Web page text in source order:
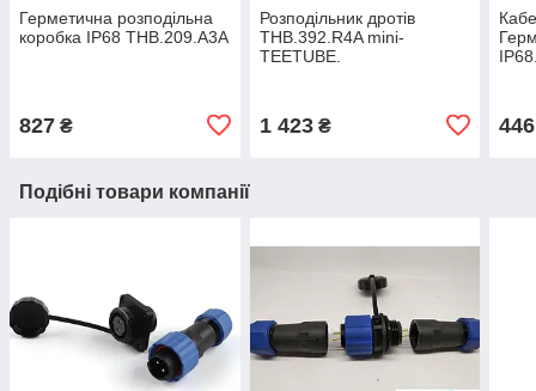
Герметична розподільна
коробка IP68 THB.209.A3A
827 ₴
Розподільник дротів
THB.392.R4A mini-
TEETUBE.
1 423₴ 446
Подібні товари компанії